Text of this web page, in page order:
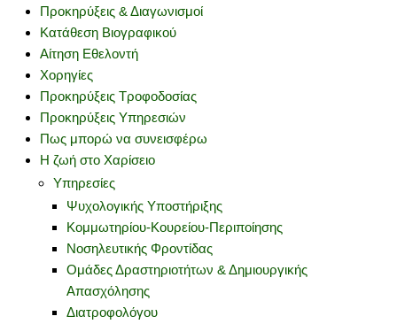
Προκηρύξεις & Διαγωνισμοί
Κατάθεση Βιογραφικού
Αίτηση Εθελοντή
Χορηγίες
Προκηρύξεις Τροφοδοσίας
Προκηρύξεις Υπηρεσιών
Πως μπορώ να συνεισφέρω
Η ζωή στο Χαρίσειο
Υπηρεσίες
Ψυχολογικής Υποστήριξης
Κομμωτηρίου-Κουρείου-Περιποίησης
Νοσηλευτικής Φροντίδας
Ομάδες Δραστηριοτήτων & Δημιουργικής
Απασχόλησης
Διατροφολόγου